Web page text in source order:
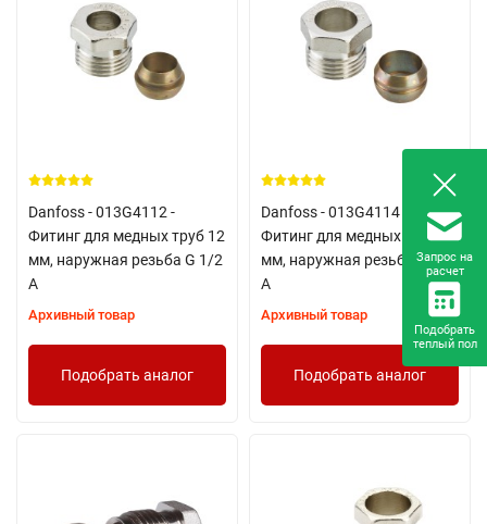
Danfoss - 013G4112 -
Фитинг для медных труб 12
мм, наружная резьба G 1/2
A
Архивный товар
Подобрать аналог
Danfoss - 013G4114 -
Фитинг для медных труб 14
мм, наружная резьба G 1/2
A
Архивный товар
Подобрать аналог
Запрос на
расчет
Подобрать
теплый пол